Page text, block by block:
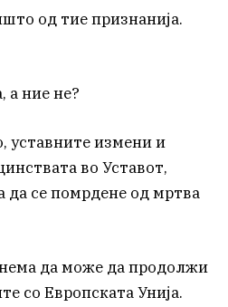
од тие признанија.
а ние не?
уставните измени и
во Уставот,
да се помрдене од мртва
да може да продолжи
со Европската Унија.